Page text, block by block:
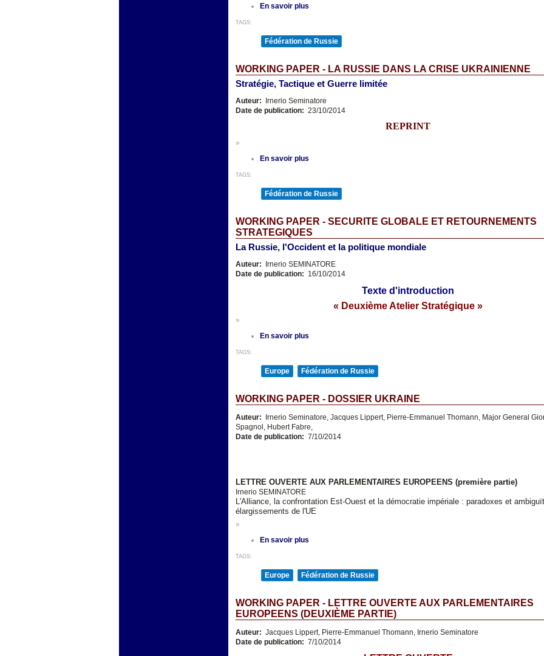
En savoir plus
TAGS:
Fédération de Russie
WORKING PAPER - LA RUSSIE DANS LA CRISE UKRAINIENNE
Stratégie, Tactique et Guerre limitée
Auteur: Irnerio Seminatore
Date de publication: 23/10/2014
REPRINT
»
En savoir plus
TAGS:
Fédération de Russie
WORKING PAPER - SECURITE GLOBALE ET RETOURNEMENTS
STRATEGIQUES
La Russie, l'Occident et la politique mondiale
Auteur:
Irnerio SEMINATORE
Date de publication: 16/10/2014
Texte d'introduction
« Deuxième Atelier Stratégique »
»
En savoir plus
TAGS:
Europe Fédération de Russie
WORKING PAPER - DOSSIER UKRAINE
Auteur:
Irnerio Seminatore, Jacques Lippert, Pierre-Emmanuel Thomann, Major General
Spagnol, Hubert Fabre,
Date de publication: 7/10/2014
LETTRE OUVERTE AUX PARLEMENTAIRES EUROPEENS (première partie)
Irnerio SEMINATORE
L'Alliance, la confrontation Est-Ouest et la démocratie impériale : paradoxes et
élargissements de l'UE
»
En savoir plus
TAGS:
Europe Fédération de Russie
WORKING PAPER - LETTRE OUVERTE AUX PARLEMENTAIRES
EUROPEENS (DEUXIÈME PARTIE)
Auteur: Jacques Lippert, Pierre-Emmanuel Thomann, Irnerio Seminatore
Date de publication: 7/10/2014